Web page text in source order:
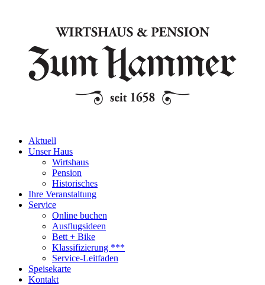
Aktuell
Unser Haus
Wirtshaus
Pension
Historisches
Ihre Veranstaltung
Service
Online buchen
Ausflugsideen
Bett + Bike
Klassifizierung ***
Service-Leitfaden
Speisekarte
Kontakt